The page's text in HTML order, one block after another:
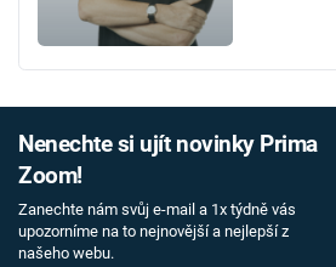
Nenechte si ujít novinky Prima
Zoom!
Zanechte nám svůj e-mail a 1x týdně vás
upozorníme na to nejnovější a nejlepší z
našeho webu.